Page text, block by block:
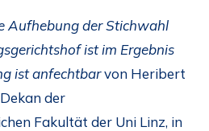
Aufhebung der Stichwahl
ist im Ergebnis
ist anfechtbarvon Heribert
der
Fakultät der Uni Linz, in